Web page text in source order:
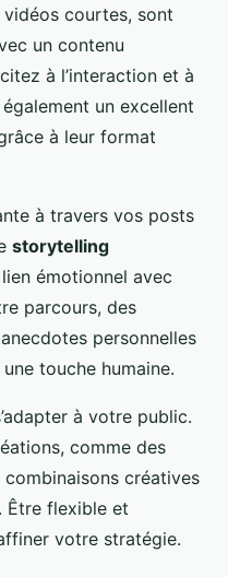
vidéos courtes, sont
un contenu
à l’interaction et à
un excellent
à leur format
à travers vos posts
storytelling
émotionnel avec
parcours, des
personnelles
touche humaine.
à votre public.
comme des
créatives
. Être flexible et
votre stratégie.